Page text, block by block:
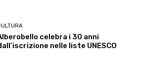
celebra i 30 anni
nelle liste UNESCO